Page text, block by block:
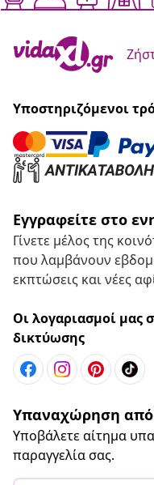
Υποστηριζόμενοι
Εγγραφείτε στο
Γίνετε μέλος της
που λαμβάνουν
εκπτώσεις και νέες
Οι λογαριασμοί μας
δικτύωσης
Υπαναχώρηση
Υποβάλετε αίτημα
παραγγελία σας.